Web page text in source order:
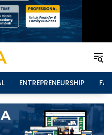
ENTREPRENEURSHIP